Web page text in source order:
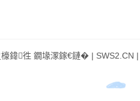
鍏徃 鐗堟潈鎵€鏈� | SWS2.CN |